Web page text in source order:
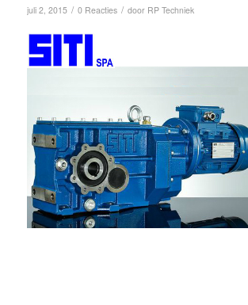
juli 2, 2015 / 0 Reacties / door RP Techniek